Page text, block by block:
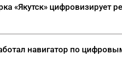
«Якутск» цифровизирует
навигатор по